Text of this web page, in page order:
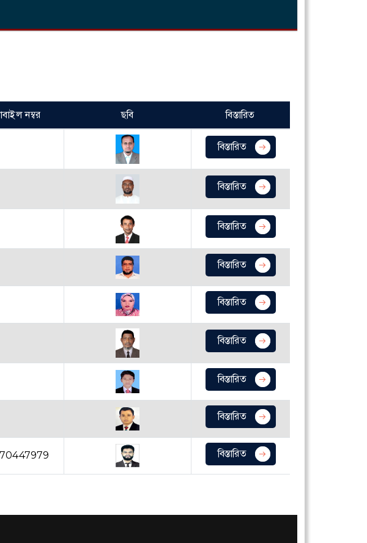
নম্বর ছবি বিস্তারিত
বিস্তারিত
বিস্তারিত
বিস্তারিত
বিস্তারিত
বিস্তারিত
বিস্তারিত
বিস্তারিত
বিস্তারিত
বিস্তারিত